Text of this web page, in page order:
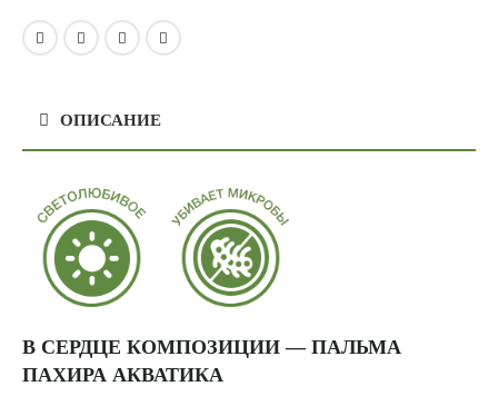
ОПИСАНИЕ
В СЕРДЦЕ КОМПОЗИЦИИ — ПАЛЬМА
ПАХИРА АКВАТИКА